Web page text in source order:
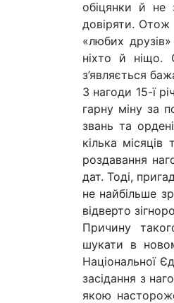
обіцянки й не
довіряти. Отож
«любих
ніхто й ніщо.
з’являється
З нагоди 15-ї
гарну міну за
звань та
кілька
роздавання
дат. Тоді,
не найбільше
відверто
Причину
шукати в
Національної
засідання з
якою